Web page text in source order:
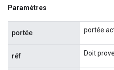
Paramètres
portée portée
réf Doit